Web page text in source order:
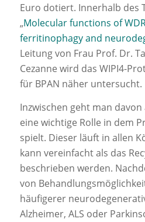
Euro dotiert. Innerhalb des
„Molecular functions of
ferritinophagy and
Leitung von Frau Prof. Dr.
Cezanne wird das WIPI4-
für BPAN näher untersucht.
Inzwischen geht man
eine wichtige Rolle in dem
spielt. Dieser läuft in allen
kann vereinfacht als das
beschrieben werden.
von
häufigerer
Alzheimer, ALS oder